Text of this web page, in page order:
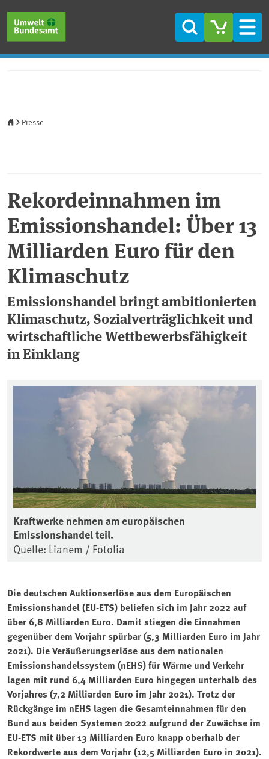
Suche
Presse
Rekordeinnahmen im
Emissionshandel: Über 13
Milliarden Euro für den
Klimaschutz
Emissionshandel bringt ambitionierten
Klimaschutz, Sozialverträglichkeit und
wirtschaftliche Wettbewerbsfähigkeit
in Einklang
Kraftwerke nehmen am europäischen
Emissionshandel teil.
Quelle: Lianem / Fotolia
Die deutschen Auktionserlöse aus dem Europäischen
Emissionshandel (EU-ETS) beliefen sich im Jahr 2022 auf
über 6,8 Milliarden Euro. Damit stiegen die Einnahmen
gegenüber dem Vorjahr spürbar (5,3 Milliarden Euro im Jahr
2021). Die Veräußerungserlöse aus dem nationalen
Emissionshandelssystem (nEHS) für Wärme und Verkehr
lagen mit rund 6,4 Milliarden Euro hingegen unterhalb des
Vorjahres (7,2 Milliarden Euro im Jahr 2021). Trotz der
Rückgänge im nEHS lagen die Gesamteinnahmen für den
Bund aus beiden Systemen 2022 aufgrund der Zuwächse im
EU-ETS mit über 13 Milliarden Euro knapp oberhalb der
Rekordwerte aus dem Vorjahr (12,5 Milliarden Euro in 2021).